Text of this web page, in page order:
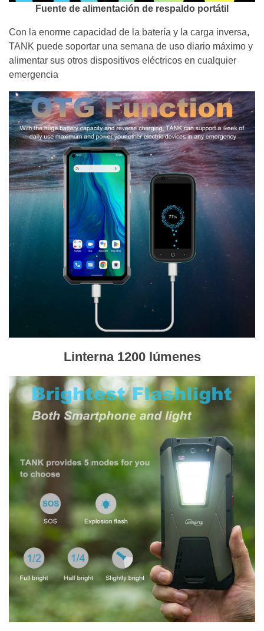
Fuente de alimentación de respaldo portátil
Con la enorme capacidad de la batería y la carga inversa,
TANK puede soportar una semana de uso diario máximo y
alimentar sus otros dispositivos eléctricos en cualquier
emergencia
Linterna 1200 lúmenes